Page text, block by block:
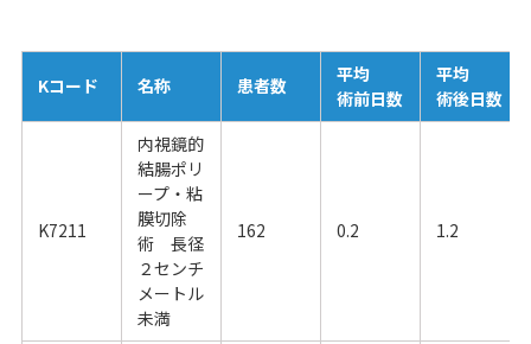
Kコード 名称 患者数
平均
術前日数
平均
術後日数
K7211
内視鏡的
結腸ポリ
ープ・粘
膜切除
術 長径
２センチ
メートル
未満
162 0.2 1.2